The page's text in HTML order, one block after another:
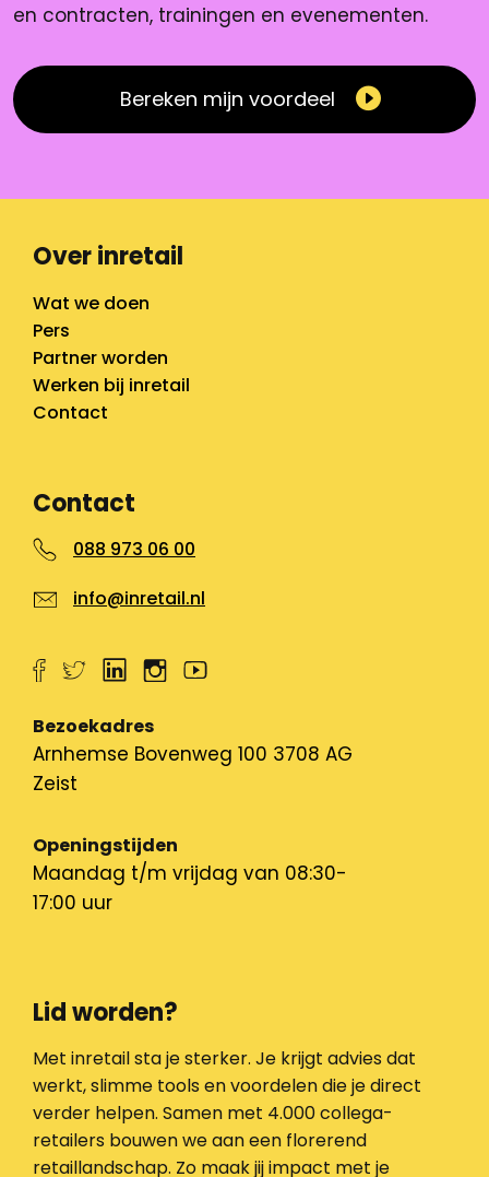
en contracten, trainingen en evenementen.
Bereken mijn voordeel
Over inretail
Wat we doen
Pers
Partner worden
Werken bij inretail
Contact
Contact
088 973 06 00
info@inretail.nl
Bezoekadres
Arnhemse Bovenweg 100 3708 AG
Zeist
Openingstijden
Maandag t/m vrijdag van 08:30-
17:00 uur
Lid worden?
Met inretail sta je sterker. Je krijgt advies dat
werkt, slimme tools en voordelen die je direct
verder helpen. Samen met 4.000 collega-
retailers bouwen we aan een florerend
retaillandschap. Zo maak jij impact met je